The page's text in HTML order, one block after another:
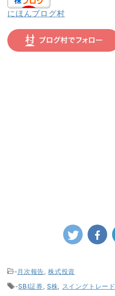
にほんブログ村
- 月次報告,株式投資
-SBI証券, S株, スイングトレード